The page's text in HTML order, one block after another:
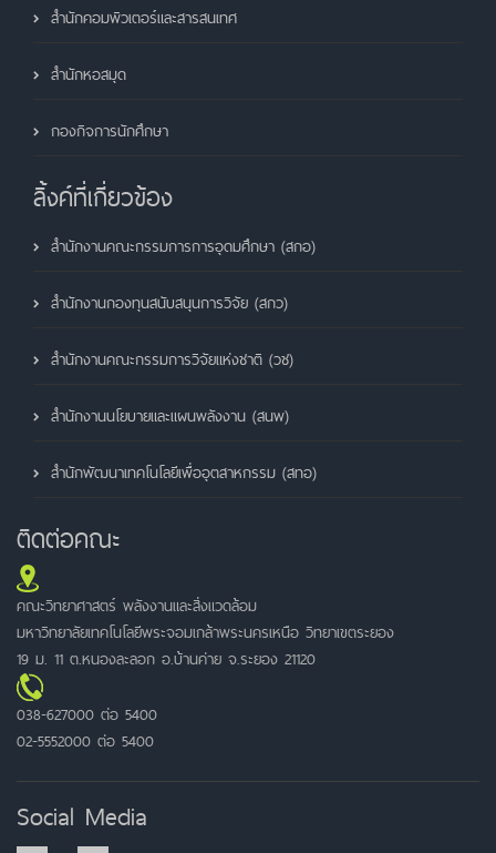
สำนักคอมพิวเตอร์และสารสนเทศ
สำนักหอสมุด
กองกิจการนักศึกษา
ลิ้งค์ที่เกี่ยวข้อง
สำนักงานคณะกรรมการการอุดมศึกษา (สกอ)
สำนักงานกองทุนสนับสนุนการวิจัย (สกว)
สำนักงานคณะกรรมการวิจัยแห่งชาติ (วช)
สำนักงานนโยบายและแผนพลังงาน (สนพ)
สำนักพัฒนาเทคโนโลยีเพื่ออุตสาหกรรม (สทอ)
ติดต่อคณะ
คณะวิทยาศาสตร์ พลังงานและสิ่งแวดล้อม
มหาวิทยาลัยเทคโนโลยีพระจอมเกล้าพระนครเหนือ วิทยาเขตระยอง
19 ม. 11 ต.หนองละลอก อ.บ้านค่าย จ.ระยอง 21120
038-627000 ต่อ 5400
02-5552000 ต่อ 5400
Social Media